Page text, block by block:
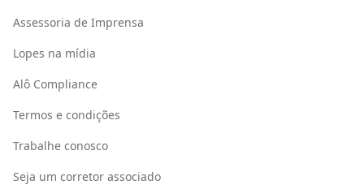
Assessoria de Imprensa
Lopes na mídia
Alô Compliance
Termos e condições
Trabalhe conosco
Seja um corretor associado